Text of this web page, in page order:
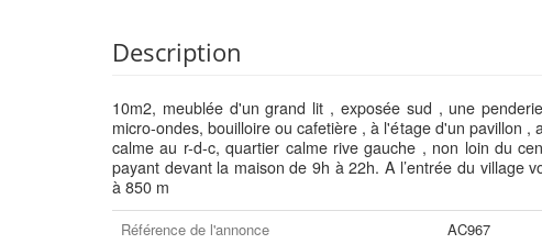
Description
10m2, meublée d'un grand lit , exposée sud , une
micro-ondes, bouilloire ou cafetière , à l'étage d'un pavillon
calme au r-d-c, quartier calme rive gauche , non loin du
payant devant la maison de 9h à 22h. A l’entrée du village
à 850 m
Référence de l'annonce
AC967